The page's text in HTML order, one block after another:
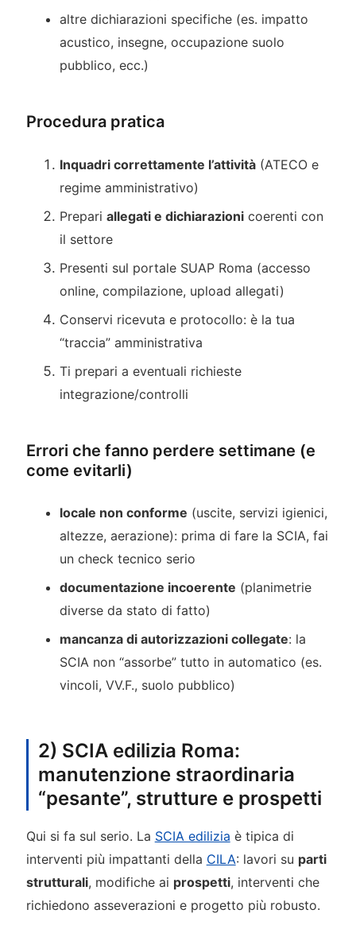
altre dichiarazioni specifiche (es. impatto
acustico, insegne, occupazione suolo
pubblico, ecc.)
Procedura pratica
Inquadri correttamente l’attività (ATECO e
regime amministrativo)
Prepariallegati e dichiarazioni coerenti con
il settore
Presenti sul portale SUAP Roma (accesso
online, compilazione, upload allegati)
Conservi ricevuta e protocollo: è la tua
“traccia” amministrativa
Ti prepari a eventuali richieste
integrazione/controlli
Errori che fanno perdere settimane (e
come evitarli)
locale non conforme (uscite, servizi igienici,
altezze, aerazione): prima di fare la SCIA, fai
un check tecnico serio
documentazione incoerente (planimetrie
diverse da stato di fatto)
mancanza di autorizzazioni collegate: la
SCIA non “assorbe” tutto in automatico (es.
vincoli, VV.F., suolo pubblico)
2) SCIA edilizia Roma:
manutenzione straordinaria
“pesante”, strutture e prospetti
Qui si fa sul serio. La SCIA edilizia è tipica di
interventi più impattanti della CILA: lavori su parti
strutturali, modifiche ai prospetti, interventi che
richiedono asseverazioni e progetto più robusto.